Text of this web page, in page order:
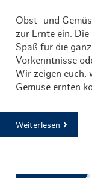
Obst- und
zur Ernte ein.
Spaß für die
Vorkenntnisse
Wir zeigen euch,
Gemüse ernten
Weiterlesen